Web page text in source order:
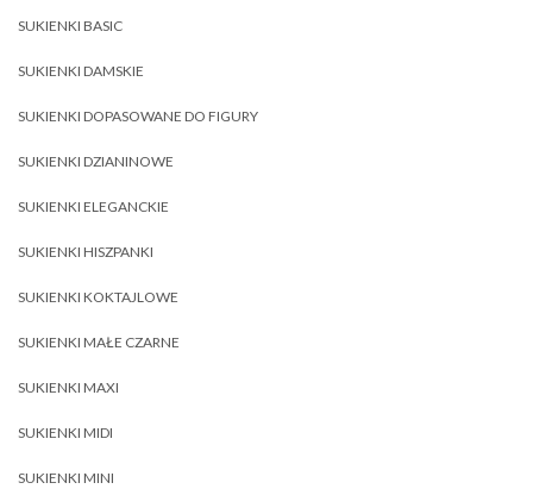
SUKIENKI BASIC
SUKIENKI DAMSKIE
SUKIENKI DOPASOWANE DO FIGURY
SUKIENKI DZIANINOWE
SUKIENKI ELEGANCKIE
SUKIENKI HISZPANKI
SUKIENKI KOKTAJLOWE
SUKIENKI MAŁE CZARNE
SUKIENKI MAXI
SUKIENKI MIDI
SUKIENKI MINI